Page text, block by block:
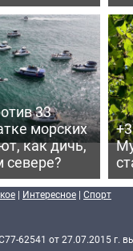
33
морских
как дичь,
севере?
| Интересное | Спорт
62541 от 27.07.2015 г.